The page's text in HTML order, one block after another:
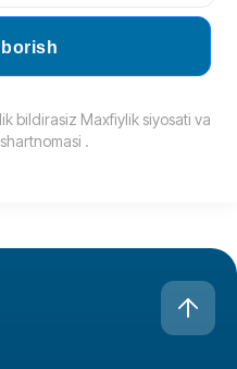
bildirasiz Maxfiylik siyosati va
.